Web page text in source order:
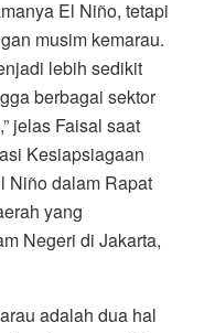
El Niño, tetapi
musim kemarau.
lebih sedikit
berbagai sektor
jelas Faisal saat
Kesiapsiagaan
Niño dalam Rapat
yang
Negeri di Jakarta,
adalah dua hal